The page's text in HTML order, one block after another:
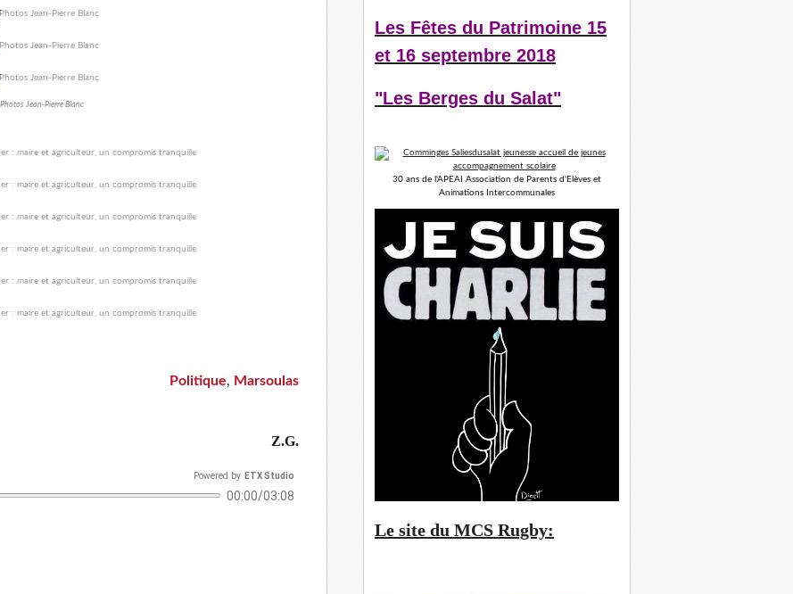
Photos Jean-Pierre Blanc
Politique, Marsoulas
Z.G.
Powered by ETX Studio
00:00/03:08
Les Fêtes du Patrimoine 15
et 16 septembre 2018
"Les Berges du Salat"
30 ans de l'APEAI Association de Parents d'Elèves et
Animations Intercommunales
Le site du MCS Rugby: